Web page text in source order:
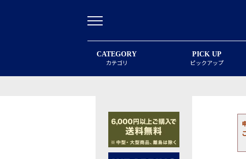
CATEGORY
カテゴリ
PICK UP
ピックアップ